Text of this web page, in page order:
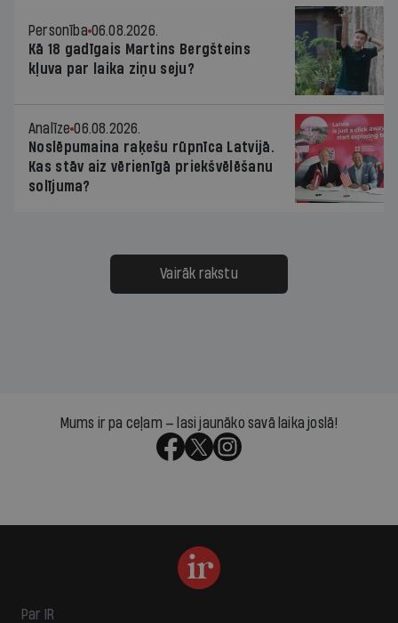
Personība 06.08.2026.
Kā 18 gadīgais Martins Bergšteins
kļuva par laika ziņu seju?
Analīze 06.08.2026.
Noslēpumaina raķešu rūpnīca Latvijā.
Kas stāv aiz vērienīgā priekšvēlēšanu
solījuma?
Vairāk rakstu
Mums ir pa ceļam — lasi jaunāko savā laika joslā!
Par IR